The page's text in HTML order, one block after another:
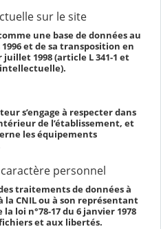
sur le site
une base de données au
et de sa transposition en
1998 (article L 341-1 et
s’engage à respecter dans
de l’établissement, et
les équipements
personnel
traitements de données à
CNIL ou à son représentant
loi n°78-17 du 6 janvier 1978
et aux libertés.